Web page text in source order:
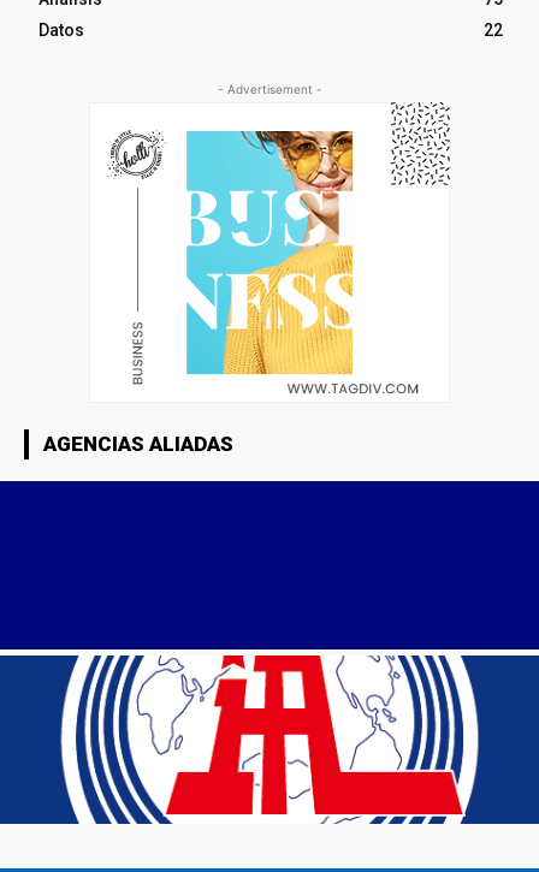
Datos
22
- Advertisement -
AGENCIAS ALIADAS